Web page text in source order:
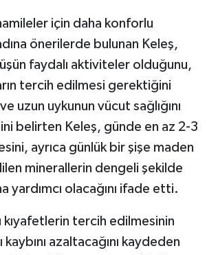
için daha konforlu
önerilerde bulunan Keleş,
faydalı aktiviteler olduğunu,
tercih edilmesi gerektiğini
uzun uykunun vücut sağlığını
belirten Keleş, günde en az 2-3
ayrıca günlük bir şişe maden
minerallerin dengeli şekilde
yardımcı olacağını ifade etti.
kıyafetlerin tercih edilmesinin
kaybını azaltacağını kaydeden